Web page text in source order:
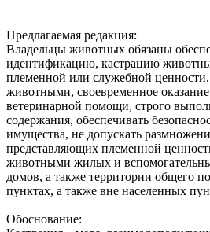
Предлагаемая редакция:
Владельцы животных обязаны
идентификацию, кастрацию
племенной или служебной
животными, своевременное
ветеринарной‌ помощи, строго
содержания, обеспечивать
имущества, не допускать
представляющих племенной
животными жилых и
домов, а также территории общего
пунктах, а также вне населенных
Обоснование: